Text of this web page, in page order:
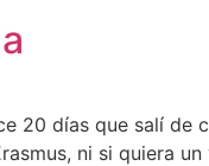
20 días que salí de
ni si quiera